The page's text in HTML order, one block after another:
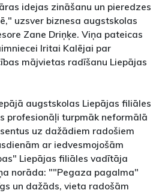
idejas zināšanu un pieredzes
uzsver biznesa augstskolas
Zane Driņķe. Viņa pateicas
Iritai Kalējai par
mājvietas radīšanu Liepājas
augstskolas Liepājas filiāles
profesionāļi turpmāk neformālā
uz dažādiem radošiem
ar iedvesmojošām
Liepājas filiāles vadītāja
norāda: ""Pegaza pagalma"
un dažāds, vieta radošām